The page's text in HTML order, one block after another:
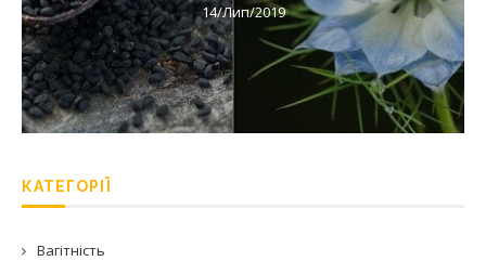
14/Лип/2019
КАТЕГОРІЇ
Вагітність